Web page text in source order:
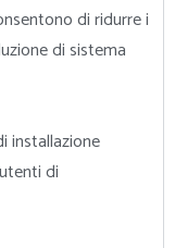
di ridurre i
di sistema
installazione
di